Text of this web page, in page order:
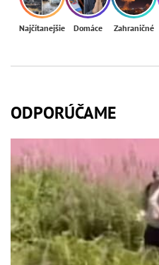
Najčítanejšie Domáce Zahraničné
ODPORÚČAME